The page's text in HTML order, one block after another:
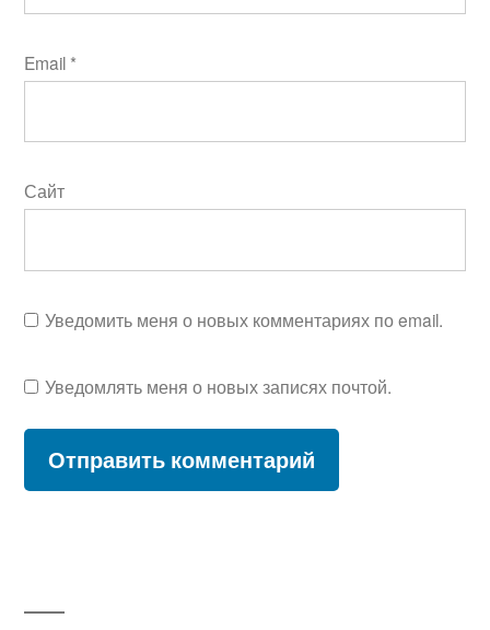
Email *
Сайт
Уведомить меня о новых комментариях по email.
Уведомлять меня о новых записях почтой.